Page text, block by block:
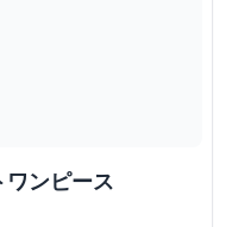
ンピース